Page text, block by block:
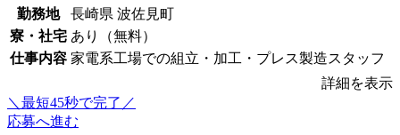
勤務地
長崎県 波佐見町
寮・社宅 あり（無料）
仕事内容 家電系工場での組立・加工・プレス製造スタッフ
詳細を表示
＼最短45秒で完了／
応募へ進む